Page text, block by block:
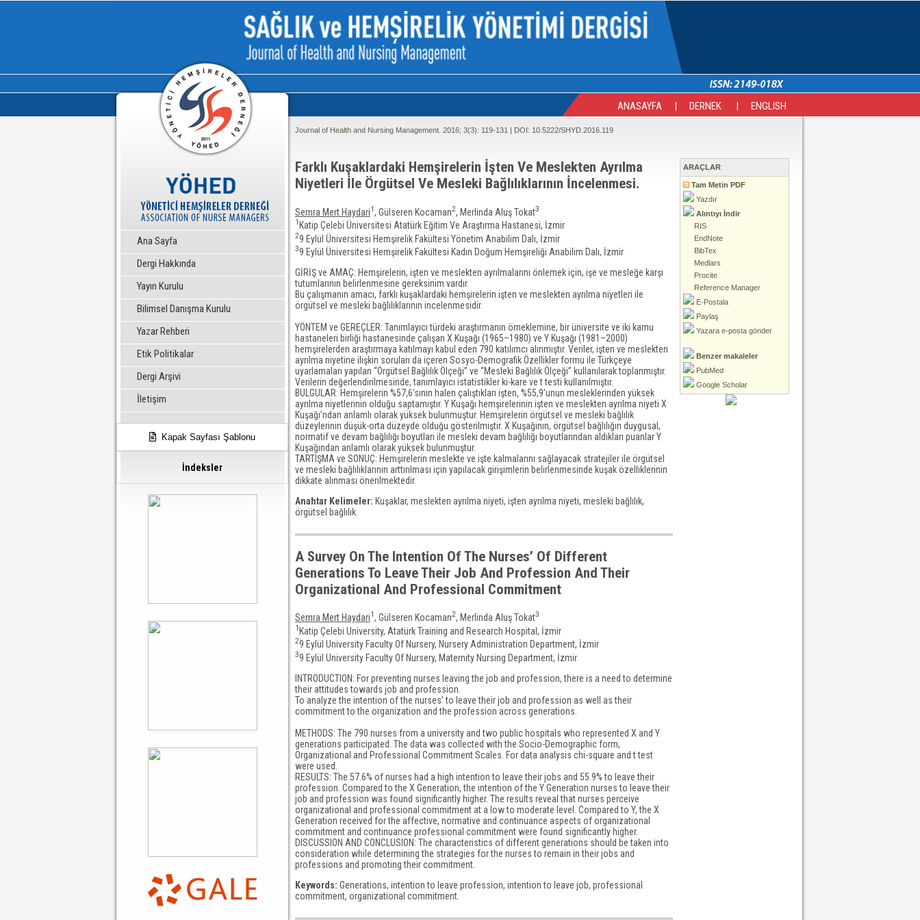
ANASAYFA | DERNEK | ENGLISH
Ana Sayfa
Dergi Hakkında
Yayın Kurulu
Bilimsel Danışma Kurulu
Yazar Rehberi
Etik Politikalar
Dergi Arşivi
İletişim
Kapak Sayfası Şablonu
İndeksler
Journal of Health and Nursing Management. 2016; 3(3): 119-131 | DOI: 10.5222/SHYD.2016.119
Farklı Kuşaklardaki Hemşirelerin İşten Ve Meslekten Ayrılma
Niyetleri İle Örgütsel Ve Mesleki Bağlılıklarının İncelenmesi.
Semra Mert Haydari1, Gülseren Kocaman2, Merlinda Aluş Tokat3
1 Katip Çelebi Üniversitesi Atatürk Eğitim Ve Araştırma Hastanesi, İzmir
29 Eylül Üniversitesi Hemşirelik Fakültesi Yönetim Anabilim Dalı, İzmir
39 Eylül Üniversitesi Hemşirelik Fakültesi Kadın Doğum Hemşireliği Anabilim Dalı, İzmir
GİRİŞ ve AMAÇ: Hemşirelerin, işten ve meslekten ayrılmalarını önlemek için, işe ve mesleğe karşı
tutumlarının belirlenmesine gereksinim vardır.
Bu çalışmanın amacı, farklı kuşaklardaki hemşirelerin işten ve meslekten ayrılma niyetleri ile
örgütsel ve mesleki bağlılıklarının incelenmesidir.
YÖNTEM ve GEREÇLER: Tanımlayıcı türdeki araştırmanın örneklemine, bir üniversite ve iki kamu
hastaneleri birliği hastanesinde çalışan X Kuşağı (1965–1980) ve Y Kuşağı (1981–2000)
hemşirelerden araştırmaya katılmayı kabul eden 790 katılımcı alınmıştır. Veriler, işten ve meslekten
ayrılma niyetine ilişkin soruları da içeren Sosyo-Demografik Özellikler formu ile Türkçeye
uyarlamaları yapılan “Örgütsel Bağlılık Ölçeği” ve “Mesleki Bağlılık Ölçeği” kullanılarak toplanmıştır.
Verilerin değerlendirilmesinde, tanımlayıcı istatistikler ki-kare ve t testi kullanılmıştır.
BULGULAR: Hemşirelerin %57,6’sının halen çalıştıkları işten, %55,9’unun mesleklerinden yüksek
ayrılma niyetlerinin olduğu saptamıştır. Y Kuşağı hemşirelerinin işten ve meslekten ayrılma niyeti X
Kuşağı’ndan anlamlı olarak yüksek bulunmuştur. Hemşirelerin örgütsel ve mesleki bağlılık
düzeylerinin düşük-orta düzeyde olduğu gösterilmiştir. X Kuşağının, örgütsel bağlılığın duygusal,
normatif ve devam bağlılığı boyutları ile mesleki devam bağlılığı boyutlarından aldıkları puanlar Y
Kuşağından anlamlı olarak yüksek bulunmuştur.
TARTIŞMA ve SONUÇ: Hemşirelerin meslekte ve işte kalmalarını sağlayacak stratejiler ile örgütsel
ve mesleki bağlılıklarının arttırılması için yapılacak girişimlerin belirlenmesinde kuşak özelliklerinin
dikkate alınması önerilmektedir.
Anahtar Kelimeler: Kuşaklar, meslekten ayrılma niyeti, işten ayrılma niyeti, mesleki bağlılık,
örgütsel bağlılık.
A Survey On The Intention Of The Nurses’ Of Different
Generations To Leave Their Job And Profession And Their
Organizational And Professional Commitment
Semra Mert Haydari1, Gülseren Kocaman2, Merlinda Aluş Tokat3
1 Katip Çelebi University, Atatürk Training and Research Hospital, İzmir
29 Eylül University Faculty Of Nursery, Nursery Administration Department, İzmir
39 Eylül University Faculty Of Nursery, Maternity Nursing Department, İzmir
INTRODUCTION: For preventing nurses leaving the job and profession, there is a need to determine
their attitudes towards job and profession.
To analyze the intention of the nurses’ to leave their job and profession as well as their
commitment to the organization and the profession across generations.
METHODS: The 790 nurses from a university and two public hospitals who represented X and Y
generations participated. The data was collected with the Socio-Demographic form,
Organizational and Professional Commitment Scales. For data analysis chi-square and t test
were used.
RESULTS: The 57.6% of nurses had a high intention to leave their jobs and 55.9% to leave their
profession. Compared to the X Generation, the intention of the Y Generation nurses to leave their
job and profession was found significantly higher. The results reveal that nurses perceive
organizational and professional commitment at a low to moderate level. Compared to Y, the X
Generation received for the affective, normative and continuance aspects of organizational
commitment and continuance professional commitment were found significantly higher.
DISCUSSION AND CONCLUSION: The characteristics of different generations should be taken into
consideration while determining the strategies for the nurses to remain in their jobs and
professions and promoting their commitment.
Keywords: Generations, intention to leave profession, intention to leave job, professional
commitment, organizational commitment.
ARAÇLAR
Tam Metin PDF
Yazdır
Alıntıyı İndir
RIS
EndNote
BibTex
Medlars
Procite
Reference Manager
E-Postala
Paylaş
Yazara e-posta gönder
Benzer makaleler
PubMed
Google Scholar